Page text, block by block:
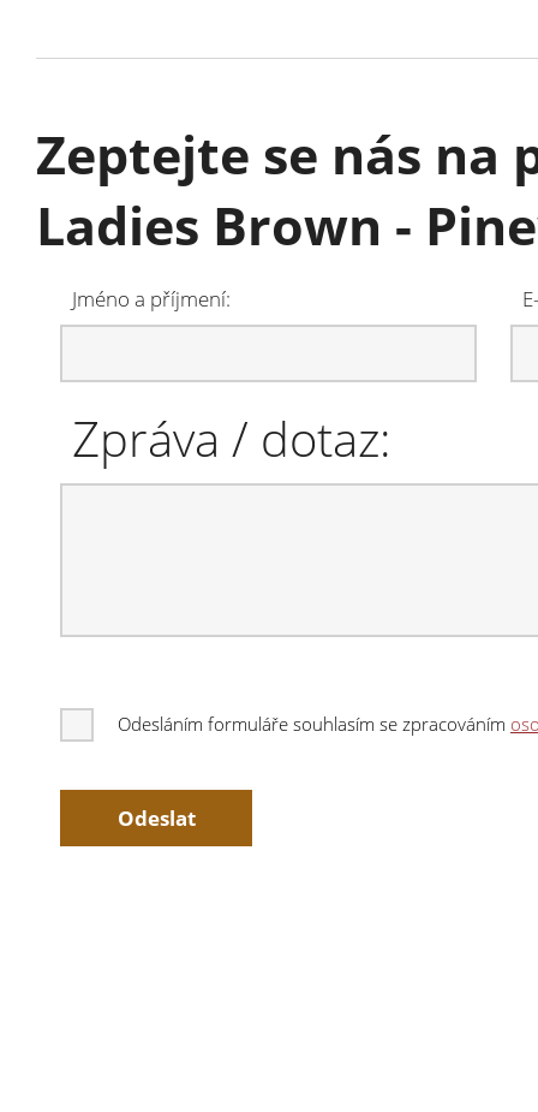
Zeptejte se nás
Ladies Brown -
Jméno a příjmení:
Zpráva / dotaz:
Odesláním formuláře souhlasím se zpracováním